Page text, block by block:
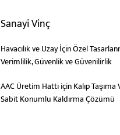
Sanayi Vinç
Havacılık ve Uzay İçin Özel
Verimlilik, Güvenlik ve Güvenilirlik
AAC Üretim Hattı için Kalıp
Sabit Konumlu Kaldırma Çözümü